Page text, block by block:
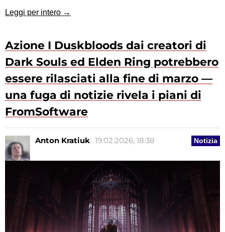
Leggi per intero →
Azione I Duskbloods dai creatori di
Dark Souls ed Elden Ring potrebbero
essere rilasciati alla fine di marzo —
una fuga di notizie rivela i piani di
FromSoftware
Notizia
Anton Kratiuk 19.02.2026, 18:38